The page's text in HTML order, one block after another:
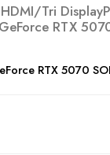
Tri
RTX
RTX 5070